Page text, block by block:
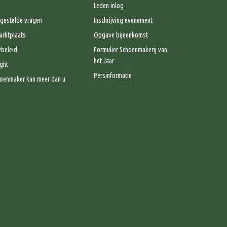
vragen
kan meer dan u
Leden inlog
Inschrijving evenement
Opgave bijeenkomst
Formulier Schoenmakerij van
het Jaar
Persinformatie